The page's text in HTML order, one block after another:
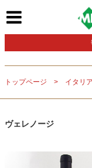
トップページ イタリア
ヴェレノージ